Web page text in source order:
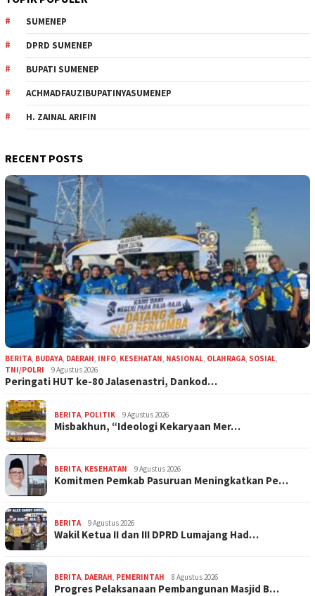
SUMENEP
DPRD SUMENEP
BUPATI SUMENEP
ACHMADFAUZIBUPATINYASUMENEP
H. ZAINAL ARIFIN
RECENT POSTS
BERITA, BUDAYA, DAERAH, INFO, KESEHATAN, NASIONAL, OLAHRAGA, SOSIAL,
TNI/POLRI
9 Agustus 2026
Peringati HUT ke-80 Jalasenastri, Dankod…
BERITA, POLITIK 9 Agustus 2026
Misbakhun, “Ideologi Kekaryaan Mer…
BERITA, KESEHATAN 9 Agustus 2026
Komitmen Pemkab Pasuruan Meningkatkan Pe…
BERITA 9 Agustus 2026
Wakil Ketua II dan III DPRD Lumajang Had…
BERITA, DAERAH, PEMERINTAH 8 Agustus 2026
Progres Pelaksanaan Pembangunan Masjid B…